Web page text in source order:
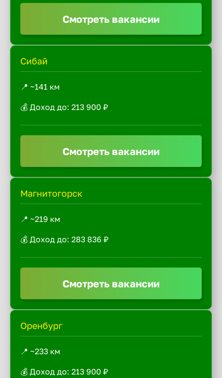
Смотреть вакансии
Сибай
📍 ~141 км
💰 Доход до: 213 900 ₽
Смотреть вакансии
Магнитогорск
📍 ~219 км
💰 Доход до: 283 836 ₽
Смотреть вакансии
Оренбург
📍 ~233 км
💰 Доход до: 213 900 ₽